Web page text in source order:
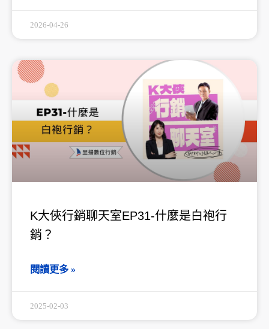
2026-04-26
K大俠行銷聊天室EP31-什麼是白袍行
銷？
閱讀更多 »
2025-02-03